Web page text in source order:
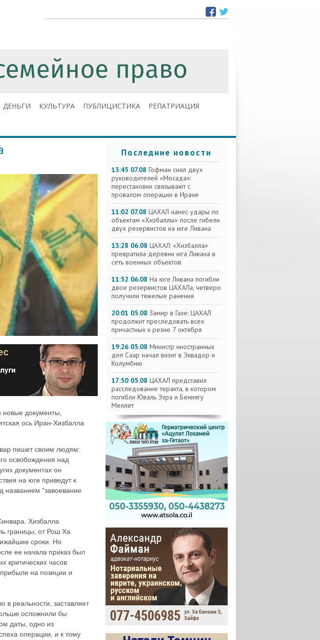
ДЕНЬГИ КУЛЬТУРА ПУБЛИЦИСТИКА РЕПАТРИАЦИЯ
документы,
ось Иран-Хизбалла
пишет своим людям:
освобождения над
документах он
на юге приведут к
названием "завоевание
Хизбалла
границы, от Рош Ха
сроки. Но
ее начала приказ был
критических часов
на позиции и
реальности, заставляет
осложнили бы
даты, одно из
операции, и к тому
Последние новости
13:45 07.08 Гофман снял двух
руководителей «Мосада»:
перестановки связывают с
провалом операции в Иране
11:02 07.08 ЦАХАЛ нанес удары по
объектам «Хизбаллы» после гибели
двух резервистов на юге Ливана
13:28 06.08 ЦАХАЛ: «Хизбалла»
превратила деревни юга Ливана в
сеть военных объектов
11:52 06.08 На юге Ливана погибли
двое резервистов ЦАХАЛа, четверо
получили тяжелые ранения
20:01 05.08 Замир в Газе: ЦАХАЛ
продолжит преследовать всех
причастных к резне 7 октября
19:26 05.08 Министр иностранных
дел Саар начал визит в Эквадор и
Колумбию
17:50 05.08 ЦАХАЛ представил
расследование теракта, в котором
погибли Юваль Эзра и Бениягу
Меллет